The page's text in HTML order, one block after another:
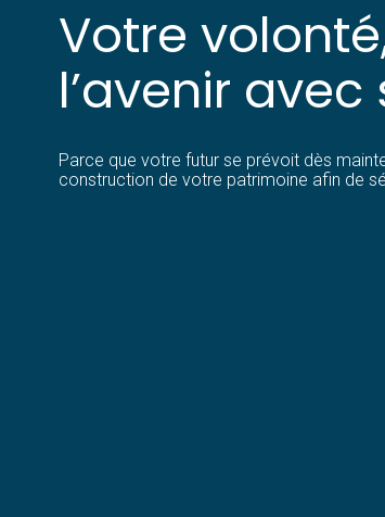
Votre
l’avenir
Parce que votre futur se prévoit dès
construction de votre patrimoine afin de